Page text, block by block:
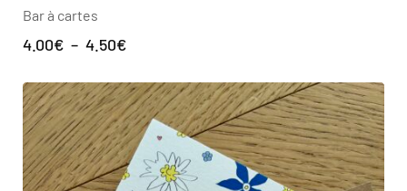
Bar à cartes
4.00€ – 4.50€